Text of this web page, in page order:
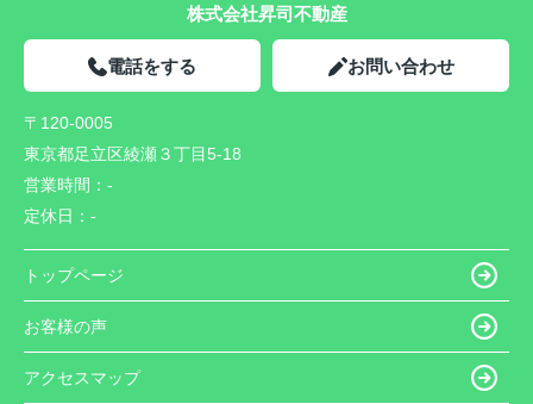
株式会社昇司不動産
電話をする お問い合わせ
〒120-0005
東京都足立区綾瀬３丁目5-18
営業時間： -
定休日： -
トップページ
お客様の声
アクセスマップ